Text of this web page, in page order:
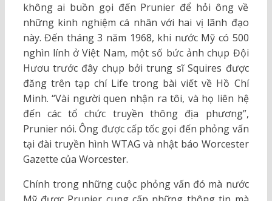
không ai buồn gọi đến Prunier để hỏi ông về
những kinh nghiệm cá nhân với hai vị lãnh đạo
này. Đến tháng 3 năm 1968, khi nước Mỹ có 500
nghìn lính ở Việt Nam, một số bức ảnh chụp Đội
Hươu trước đây chụp bởi trung sĩ Squires được
đăng trên tạp chí Life trong bài viết về Hồ Chí
Minh. “Vài người quen nhận ra tôi, và họ liên hệ
đến các tổ chức truyền thông địa phương”,
Prunier nói. Ông được cấp tốc gọi đến phỏng vấn
tại đài truyền hình WTAG và nhật báo Worcester
Gazette của Worcester.
Chính trong những cuộc phỏng vấn đó mà nước